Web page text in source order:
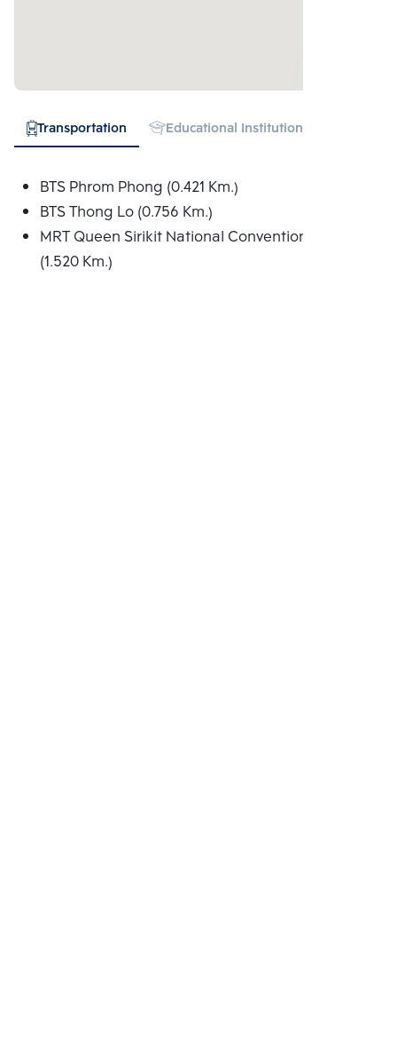
Transportation Educational Institution
BTS Phrom Phong (0.421 Km.)
BTS Thong Lo (0.756 Km.)
MRT Queen Sirikit National Convention Centre
(1.520 Km.)